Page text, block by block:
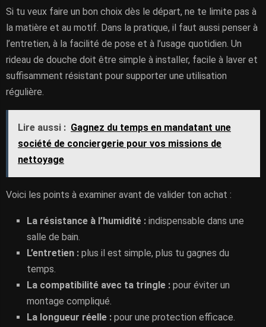
Si tu veux faire un bon choix dès le départ, ne te limite pas à
la matière et au motif. Dans la pratique, il faut aussi penser à
l’entretien, à la facilité de pose et à l’usage quotidien. Un
rideau de douche doit être simple à installer, facile à laver et
suffisamment résistant pour supporter une utilisation
régulière.
Lire aussi : Gagnez du temps en mandatant une
société de conciergerie pour vos missions de
nettoyage
Voici les points à examiner avant de valider ton achat :
La résistance à l’humidité : indispensable dans une
salle de bain.
L’entretien : plus il est simple, plus tu gagnes du
temps.
La compatibilité avec ta tringle : pour éviter un
montage compliqué.
La longueur réelle : pour une protection efficace.